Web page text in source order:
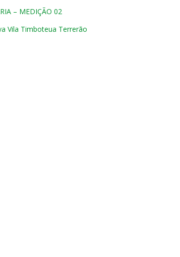
– MEDIÇÃO 02
Vila Timboteua Terrerão